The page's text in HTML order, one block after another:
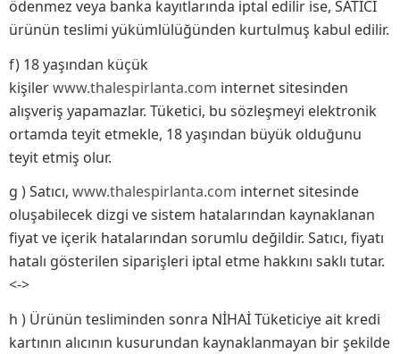
ödenmez veya banka kayıtlarında iptal edilir ise, SATICI
ürünün teslimi yükümlülüğünden kurtulmuş kabul edilir.
f) 18 yaşından küçük
kişilerwww.thalespirlanta.com internet sitesinden
alışveriş yapamazlar. Tüketici, bu sözleşmeyi elektronik
ortamda teyit etmekle, 18 yaşından büyük olduğunu
teyit etmiş olur.
g ) Satıcı, www.thalespirlanta.com internet sitesinde
oluşabilecek dizgi ve sistem hatalarından kaynaklanan
fiyat ve içerik hatalarından sorumlu değildir. Satıcı, fiyatı
hatalı gösterilen siparişleri iptal etme hakkını saklı tutar.
<->
h ) Ürünün tesliminden sonra NİHAİ Tüketiciye ait kredi
kartının alıcının kusurundan kaynaklanmayan bir şekilde